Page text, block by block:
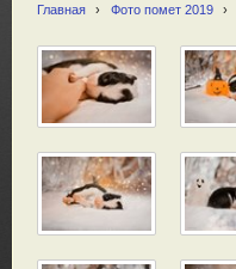
Главная › Фото помет 2019 ›